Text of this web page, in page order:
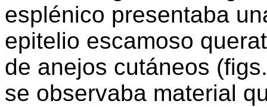
esplénico presentaba
epitelio escamoso
de anejos cutáneos
se observaba material